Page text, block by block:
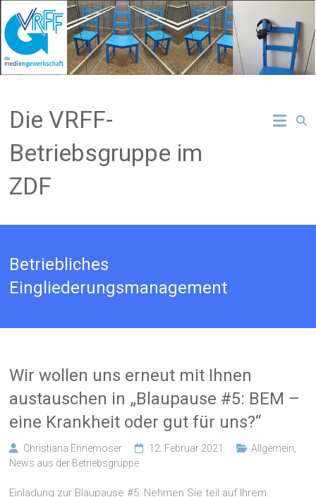
Inhalt
springen
Die VRFF-
Betriebsgruppe im
ZDF
Betriebliches
Eingliederungsmanagement
Wir wollen uns erneut mit Ihnen
austauschen in „Blaupause #5: BEM –
eine Krankheit oder gut für uns?“
Christiana Ennemoser 12. Februar 2021 Allgemein
News aus der Betriebsgruppe
Einladung zur Blaupause #5: Nehmen Sie teil auf Ihrem